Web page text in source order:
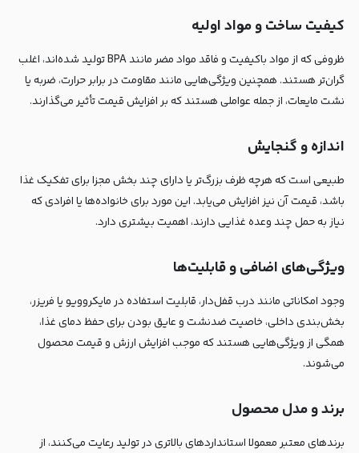
کیفیت ساخت و مواد اولیه
ظروفی که از مواد باکیفیت و فاقد مواد مضر مانندBPAتولید شده‌اند، اغلب
گران‌تر هستند. همچنین ویژگی‌هایی مانند مقاومت در برابر حرارت، ضربه یا
نشت مایعات، از جمله عواملی هستند که بر افزایش قیمت تأثیر می‌گذارند.
اندازه و گنجایش
طبیعی است که هرچه ظرف بزرگ‌تر یا دارای چند بخش مجزا برای تفکیک غذا
باشد، قیمت آن نیز افزایش می‌یابد. این مورد برای خانواده‌ها یا افرادی که
نیاز به حمل چند وعده غذایی دارند، اهمیت بیشتری دارد.
ویژگی‌های اضافی و قابلیت‌ها
وجود امکاناتی مانند درب قفل‌دار، قابلیت استفاده در مایکروویو یا فریزر،
بخش‌بندی داخلی، خاصیت ضدنشت و عایق بودن برای حفظ دمای غذا،
همگی از ویژگی‌هایی هستند که موجب افزایش ارزش و قیمت محصول
می‌شوند.
برند و مدل محصول
برندهای معتبر معمولا استانداردهای بالاتری در تولید رعایت می‌کنند، از